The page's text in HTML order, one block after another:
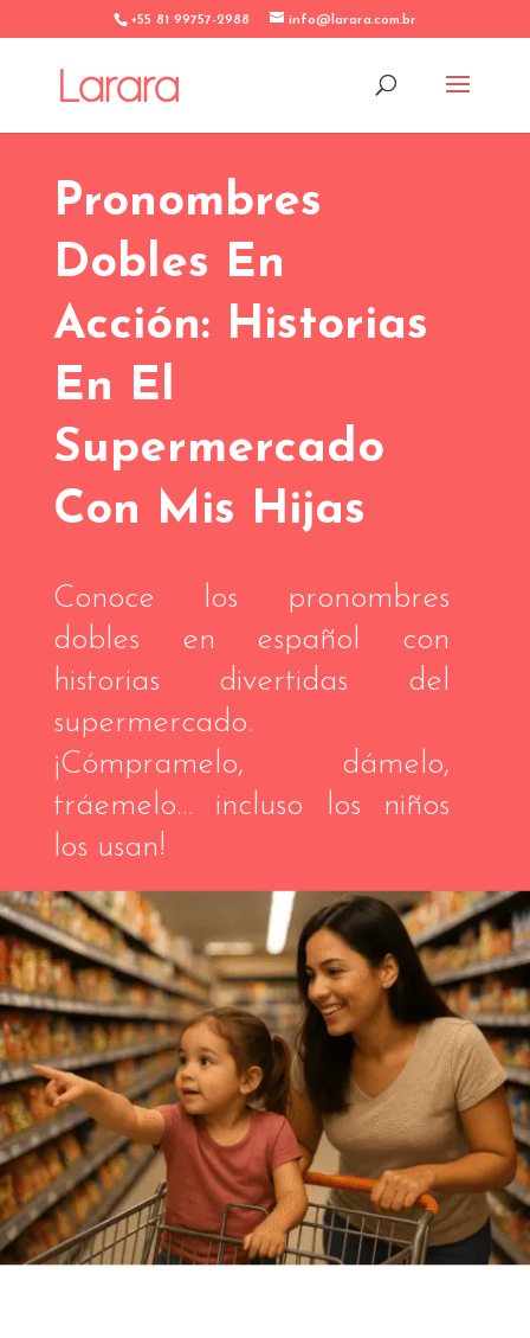
+55 81 99757-2988 info@larara.com.br
Pronombres
Dobles En
Acción: Historias
En El
Supermercado
Con Mis Hijas
Conoce los pronombres
dobles en español con
historias divertidas del
supermercado.
¡Cómpramelo, dámelo,
tráemelo… incluso los niños
los usan!